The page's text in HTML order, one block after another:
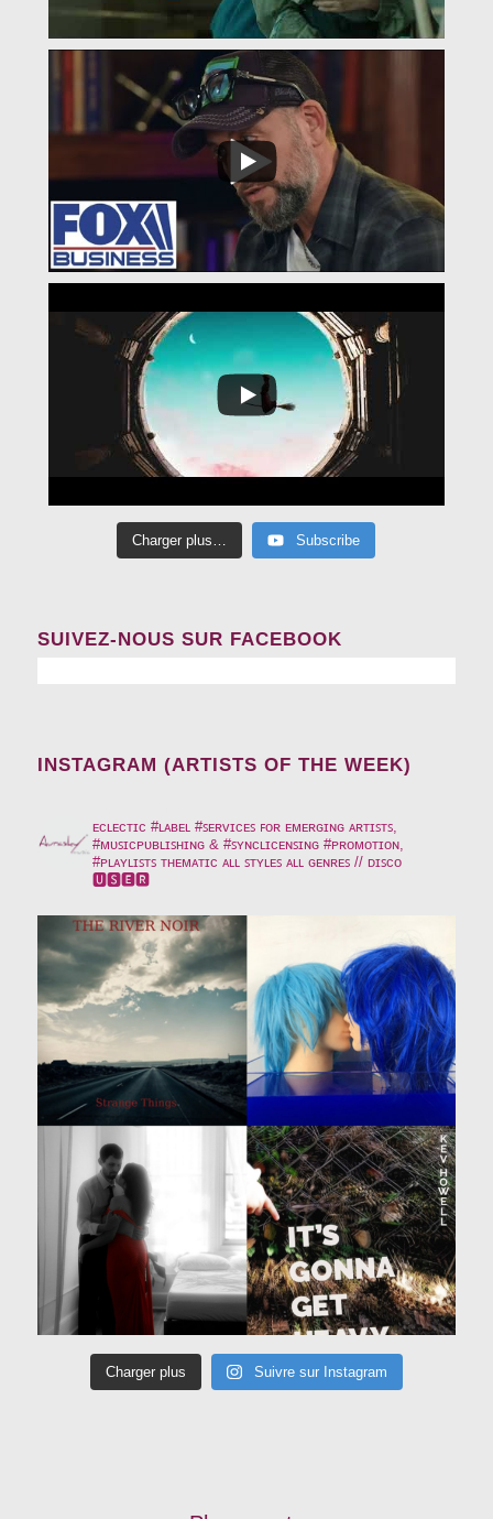
Charger plus… Subscribe
SUIVEZ-NOUS SUR FACEBOOK
INSTAGRAM (ARTISTS OF THE WEEK)
ᴇᴄʟᴇᴄᴛɪᴄ #ʟᴀʙᴇʟ #ꜱᴇʀᴠɪᴄᴇꜱ ꜰᴏʀ ᴇᴍᴇʀɢɪɴɢ ᴀʀᴛɪꜱᴛꜱ,
#ᴍᴜꜱɪᴄᴘᴜʙʟɪꜱʜɪɴɢ & #ꜱʏɴᴄʟɪᴄᴇɴꜱɪɴɢ #ᴘʀᴏᴍᴏᴛɪᴏɴ,
#ᴘʟᴀʏʟɪꜱᴛꜱ ᴛʜᴇᴍᴀᴛɪᴄ ᴀʟʟ ꜱᴛʏʟᴇꜱ ᴀʟʟ ɢᴇɴʀᴇꜱ // ᴅɪꜱᴄᴏ
🆄🆂🅴🆁
Charger plus Suivre sur Instagram